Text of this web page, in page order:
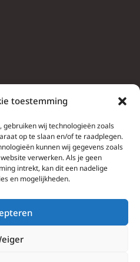
toestemming
wij technologieën zoals
op te slaan en/of te raadplegen.
kunnen wij gegevens zoals
verwerken. Als je geen
intrekt, kan dit een nadelige
en mogelijkheden.